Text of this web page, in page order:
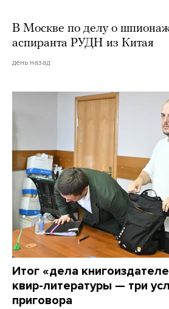
В Москве по делу о
аспиранта РУДН из Китая
день назад
Итог «дела
квир-литературы — три
приговора